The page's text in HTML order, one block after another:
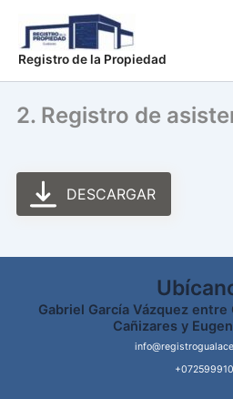
contenido
Registro de la Propiedad
2. Registro de
DESCARGAR
Gabriel García Vázquez
Cañizares y
+072599910